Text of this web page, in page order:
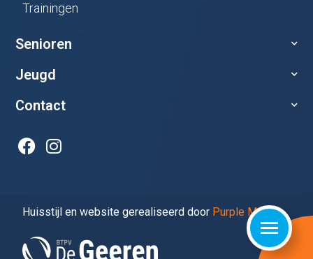
Trainingen
Senioren
Jeugd
Contact
Huisstijl en website gerealiseerd door Purple Media